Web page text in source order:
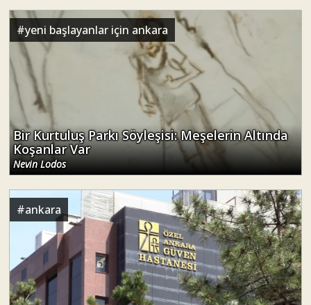
#yeni başlayanlar için ankara
Bir Kurtuluş Parkı Söyleşisi: Meşelerin Altında
Koşanlar Var
Nevin Lodos
#ankara